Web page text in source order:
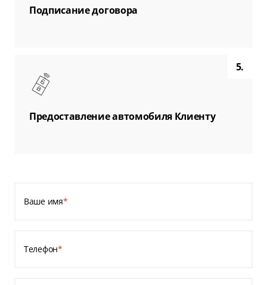
Подписание договора
5.
Предоставление автомобиля Клиенту
Ваше имя*
Телефон*